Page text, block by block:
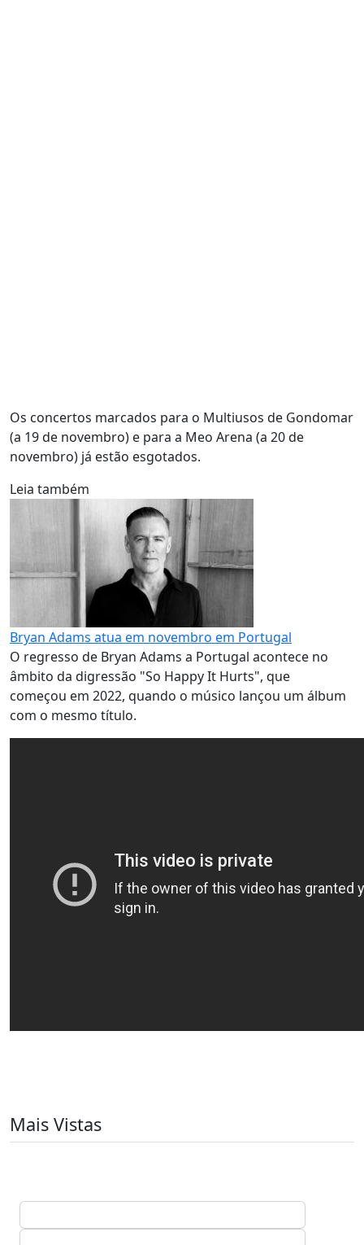
Os concertos marcados para o Multiusos de Gondomar
(a 19 de novembro) e para a Meo Arena (a 20 de
novembro) já estão esgotados.
Leia também
Bryan Adams atua em novembro em Portugal
O regresso de Bryan Adams a Portugal acontece no
âmbito da digressão "So Happy It Hurts", que
começou em 2022, quando o músico lançou um álbum
com o mesmo título.
Mais Vistas